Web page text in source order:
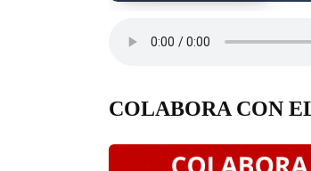
COLABORA CON